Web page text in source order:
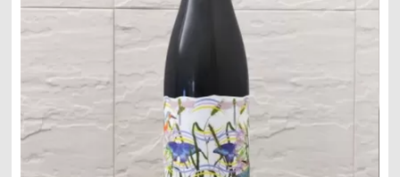
熟成感が素晴らしく美味しいお酒でした💞